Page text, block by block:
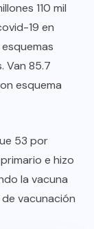
110 mil
19 en
Van 85.7
esquema
53 por
e hizo
la vacuna
vacunación